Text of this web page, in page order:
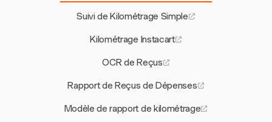
Suivi de Kilométrage Simple
Kilométrage Instacart
OCR de Reçus
Rapport de Reçus de Dépenses
Modèle de rapport de kilométrage